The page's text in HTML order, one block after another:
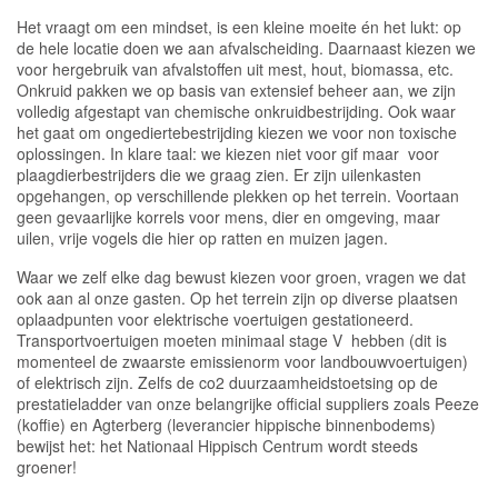
Het vraagt om een mindset, is een kleine moeite én het lukt: op
de hele locatie doen we aan afvalscheiding. Daarnaast kiezen we
voor hergebruik van afvalstoffen uit mest, hout, biomassa, etc.
Onkruid pakken we op basis van extensief beheer aan, we zijn
volledig afgestapt van chemische onkruidbestrijding. Ook waar
het gaat om ongediertebestrijding kiezen we voor non toxische
oplossingen. In klare taal: we kiezen niet voor gif maar voor
plaagdierbestrijders die we graag zien. Er zijn uilenkasten
opgehangen, op verschillende plekken op het terrein. Voortaan
geen gevaarlijke korrels voor mens, dier en omgeving, maar
uilen, vrije vogels die hier op ratten en muizen jagen.
Waar we zelf elke dag bewust kiezen voor groen, vragen we dat
ook aan al onze gasten. Op het terrein zijn op diverse plaatsen
oplaadpunten voor elektrische voertuigen gestationeerd.
Transportvoertuigen moeten minimaal stage V hebben (dit is
momenteel de zwaarste emissienorm voor landbouwvoertuigen)
of elektrisch zijn. Zelfs de co2 duurzaamheidstoetsing op de
prestatieladder van onze belangrijke official suppliers zoals Peeze
(koffie) en Agterberg (leverancier hippische binnenbodems)
bewijst het: het Nationaal Hippisch Centrum wordt steeds
groener!